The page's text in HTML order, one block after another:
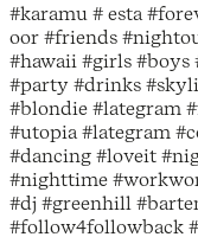
#karamu # esta
oor #friends
#hawaii #girls #boys
#party #drinks
#blondie #lategram
#utopia #lategram
#dancing #loveit
#nighttime
#dj #greenhill
#follow4followback